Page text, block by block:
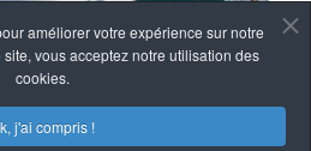
améliorer votre expérience sur notre
vous acceptez notre utilisation des
cookies.
j'ai compris !